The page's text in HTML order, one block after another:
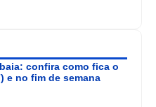
confira como fica o
e no fim de semana